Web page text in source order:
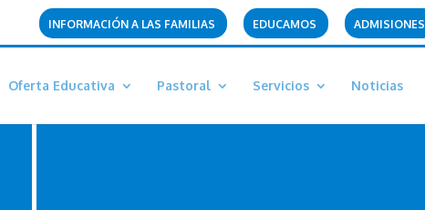
INFORMACIÓN A LAS FAMILIAS EDUCAMOS ADMISIONES
Oferta Educativa Pastoral Servicios Noticias